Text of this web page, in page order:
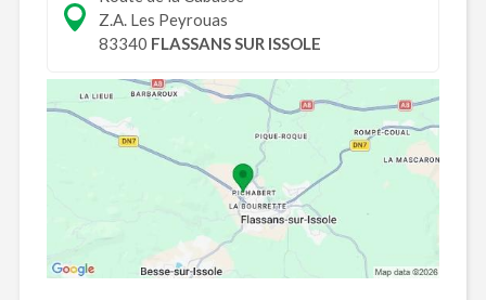
Z.A. Les Peyrouas
83340 FLASSANS SUR ISSOLE